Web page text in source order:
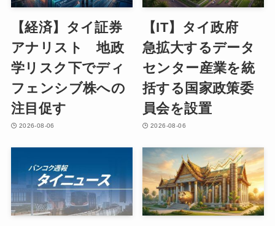
【経済】タイ証券
アナリスト 地政
学リスク下でディ
フェンシブ株への
注目促す
2026-08-06
【IT】タイ政府
急拡大するデータ
センター産業を統
括する国家政策委
員会を設置
2026-08-06